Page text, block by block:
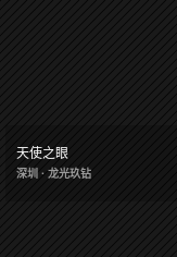
天使之眼
深圳 · 龙光玖钻